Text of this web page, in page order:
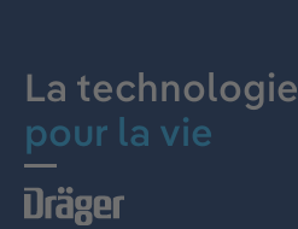
La technologie
pour la vie